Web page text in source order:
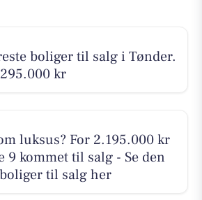
boliger til salg i Tønder.
kr
luksus? For 2.195.000 kr
9 kommet til salg - Se den
til salg her